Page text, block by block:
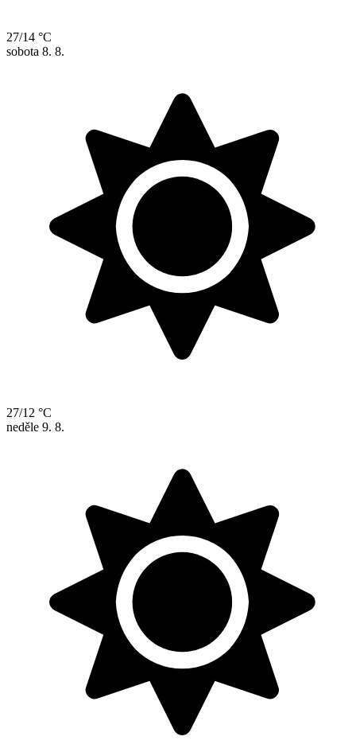
27/14 °C
sobota 8. 8.
27/12 °C
neděle 9. 8.